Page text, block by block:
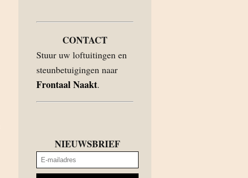
CONTACT
Stuur uw loftuitingen en
steunbetuigingen naar
Frontaal Naakt.
NIEUWSBRIEF